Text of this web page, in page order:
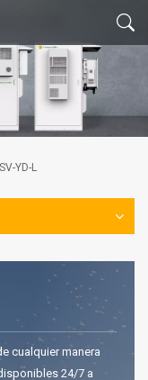
YD-L
cualquier manera
24/7 a